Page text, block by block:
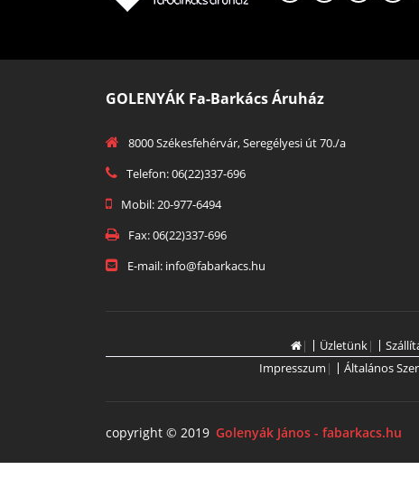
GOLENYÁK Fa-Barkács Áruház
8000 Székesfehérvár, Seregélyesi út 70./a
Telefon: 06(22)337-696
Mobil: 20-977-6494
Fax: 06(22)337-696
E-mail: info@fabarkacs.hu
| Üzletünk|
Impresszum | Általános
copyright © 2019 Golenyák János - fabarkacs.hu